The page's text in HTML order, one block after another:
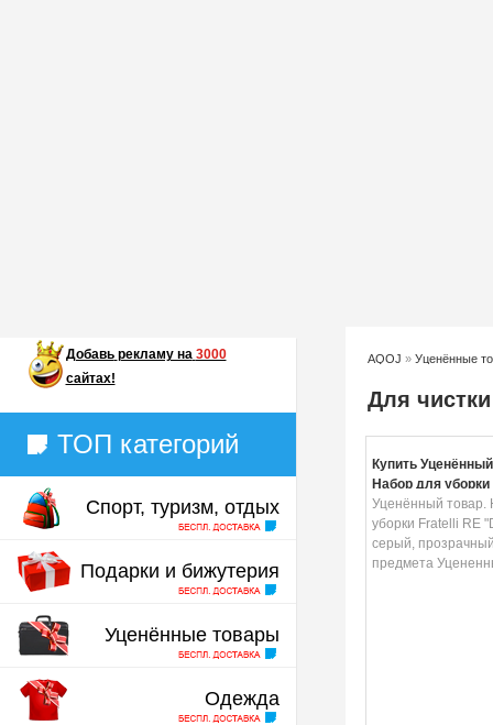
Добавь рекламу на 3000
сайтах!
ТОП категорий
Спорт, туризм, отдых
Подарки и бижутерия
Уценённые товары
Одежда
AQOJ » Уценённые
Для
Купить
Набор для уборки
"Duck", цвет:
прозрачный, 2
Уцененный товар
Уценённый товар.
уборки Fratelli RE
серый,
предмета